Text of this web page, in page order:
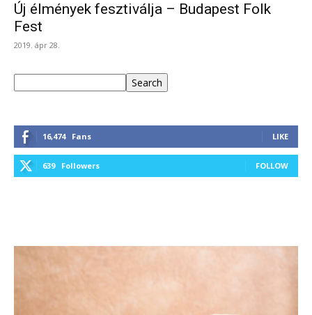
Új élmények fesztiválja – Budapest Folk
Fest
2019. ápr 28.
Search
16,474 Fans LIKE
639 Followers FOLLOW